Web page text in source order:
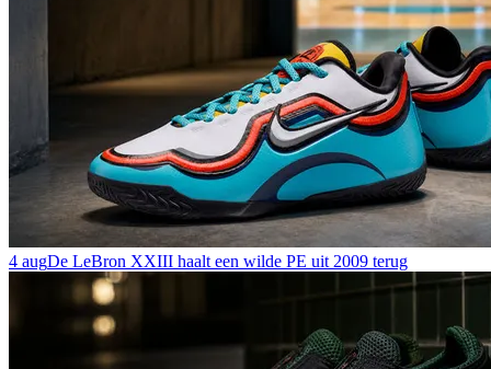
4 augDe LeBron XXIII haalt een wilde PE uit 2009 terug